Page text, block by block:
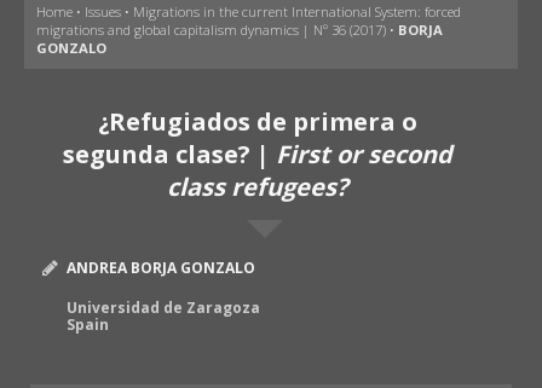
Home • Issues • Migrations in the current International System: forced
migrations and global capitalism dynamics | Nº 36 (2017) • BORJA
GONZALO
¿Refugiados de primera o
segunda clase? | First or second
class refugees?
ANDREA BORJA GONZALO
Universidad de Zaragoza
Spain